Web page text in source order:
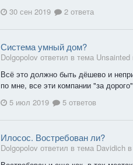
30 сен 2019
2 ответа
Система умный дом?
Dolgopolov ответил в тема Unsainted
Всё это должно быть дёшево и
по мне, все эти компании "за
5 июл 2019
5 ответов
Илосос. Востребован ли?
Dolgopolov ответил в тема Davidich в